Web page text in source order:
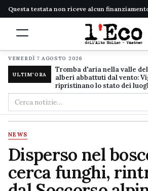
Questa testata non riceve alcun
VENERDÌ 7 AGOSTO 2026
ULTIM'ORA
Tromba d'aria nella valle
alberi abbattuti dal vento:
ripristinano lo stato dei
Cerca
nel
sito
NEWS
Disperso nel
cerca funghi,